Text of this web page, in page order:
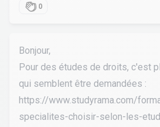
0
Bonjour,
Pour des études de droits, c'est
qui semblent être demandées :
https://www.studyrama.com/
specialites-choisir-selon-les-